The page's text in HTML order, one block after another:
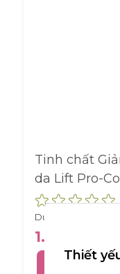
Tinh chất
da Lift Pro-
Dung tích :
1.350.000 ₫
Thiết